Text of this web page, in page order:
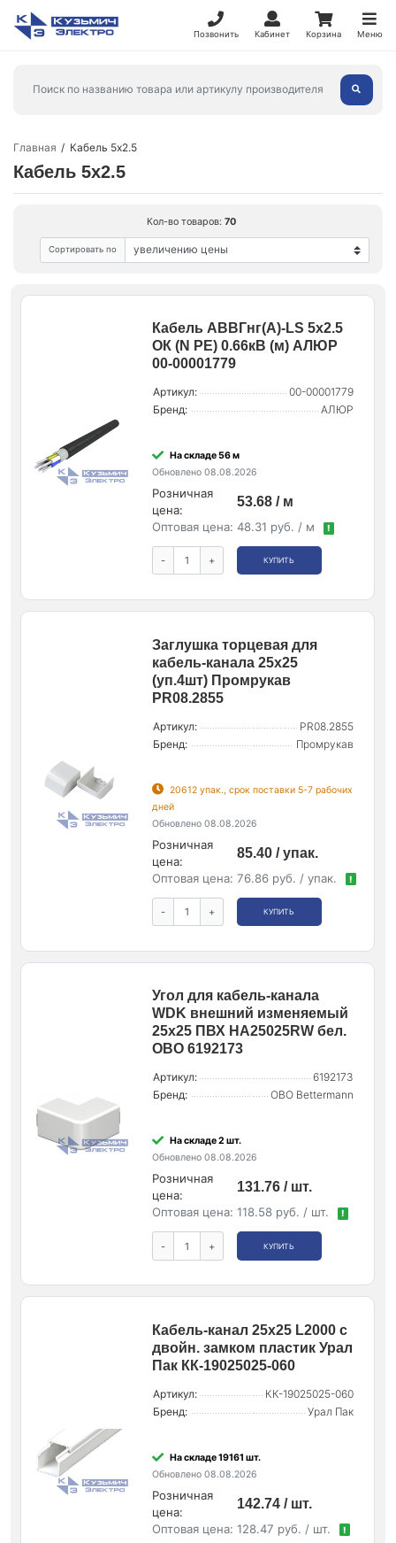
Позвонить Кабинет Корзина Меню
Главная Кабель 5x2.5
Кабель 5x2.5
Кол-во товаров: 70
Сортировать по
Кабель АВВГнг(А)-LS 5х2.5
ОК (N PE) 0.66кВ (м) АЛЮР
00-00001779
Артикул:
00-00001779
Бренд:
АЛЮР
На складе 56 м
Обновлено 08.08.2026
Розничная
цена:
53.68 / м
Оптовая цена: 48.31 руб. / м !
- + КУПИТЬ
Заглушка торцевая для
кабель-канала 25х25
(уп.4шт) Промрукав
PR08.2855
Артикул:
PR08.2855
Бренд:
Промрукав
20612 упак., срок поставки 5-7 рабочих
дней
Обновлено 08.08.2026
Розничная
цена:
85.40 / упак.
Оптовая цена: 76.86 руб. / упак. !
- + КУПИТЬ
Угол для кабель-канала
WDK внешний изменяемый
25х25 ПВХ HA25025RW бел.
OBO 6192173
Артикул:
6192173
Бренд:
OBO Bettermann
На складе 2 шт.
Обновлено 08.08.2026
Розничная
цена:
131.76 / шт.
Оптовая цена: 118.58 руб. / шт. !
- + КУПИТЬ
Кабель-канал 25х25 L2000 с
двойн. замком пластик Урал
Пак КК-19025025-060
Артикул:
КК-19025025-060
Бренд:
Урал Пак
На складе 19161 шт.
Обновлено 08.08.2026
Розничная
цена:
142.74 / шт.
Оптовая цена: 128.47 руб. / шт. !